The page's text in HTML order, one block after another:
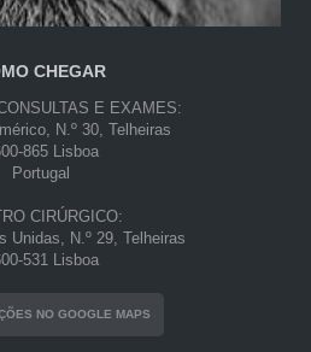
CHEGAR
E EXAMES:
N.º 30, Telheiras
865 Lisboa
Portugal
CIRÚRGICO:
Unidas, N.º 29, Telheiras
531 Lisboa
NO GOOGLE MAPS